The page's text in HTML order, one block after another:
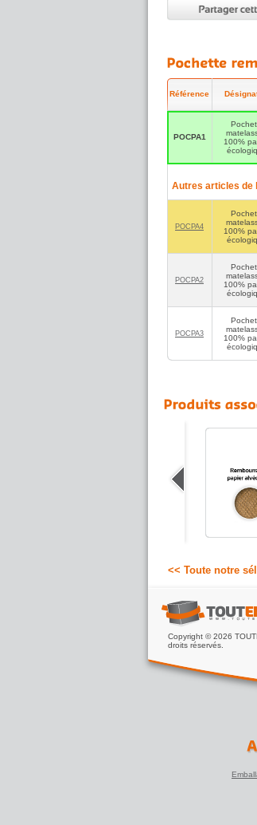
Référence
POCPA1
100%
Autres articles de
POCPA4
100%
POCPA2
100%
POCPA3
100%
<< Toute notre
Copyright © 2026
droits réservés.